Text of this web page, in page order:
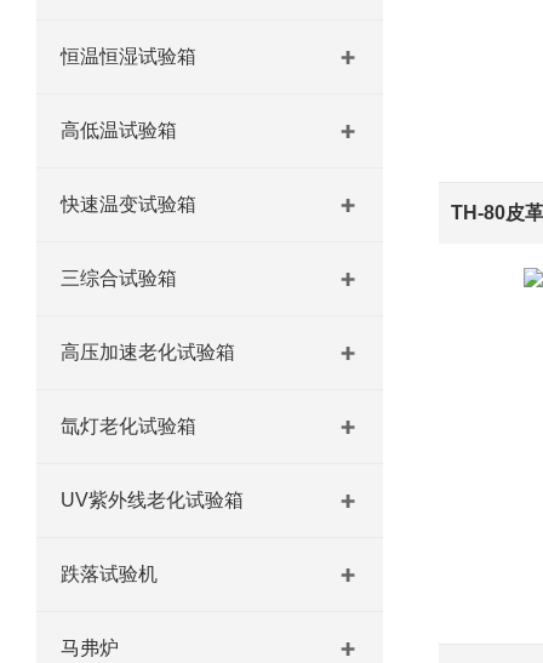
恒温恒湿试验箱
高低温试验箱
快速温变试验箱
三综合试验箱
高压加速老化试验箱
氙灯老化试验箱
UV紫外线老化试验箱
跌落试验机
马弗炉
TH-80皮